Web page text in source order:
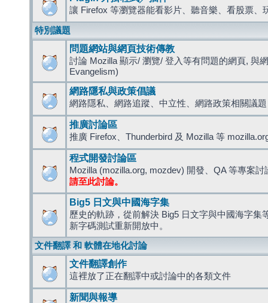
讓 Firefox 等瀏覽器能看影片、聽音樂、看股票、
特別議題
問題網站與網頁技術傳教
討論 Mozilla 顯示/ 瀏覽/ 登入等有問題的網頁, 與
Evangelism)
網路隱私與政策倡議
網路隱私、網路追蹤、中立性、網路政策相關議題
推廣討論區
推廣 Firefox、Thunderbird 及 Mozilla 等
程式開發討論區
Mozilla (mozilla.org, mozdev) 開發、QA 等專案討
請至此討論。
Big5 日文與中國海字集
歷史的軌跡，從前解決 Big5 日文字與中國海字集
新字碼測試重新開放中。
文件翻譯 和 軟體在地化討論
文件翻譯創作
這裡放了正在翻譯中或討論中的各類文件
新聞與報導